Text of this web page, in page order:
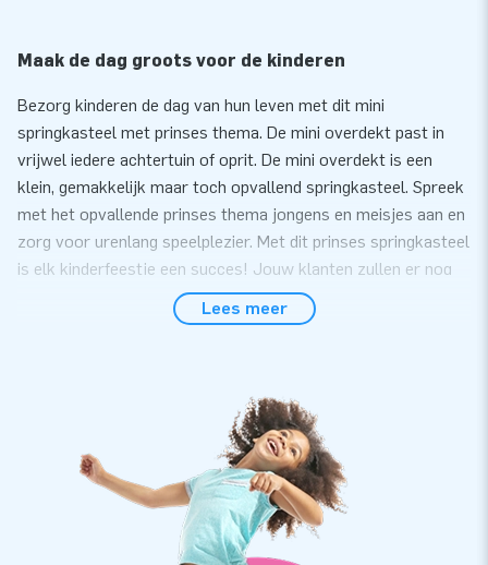
Maak de dag groots voor de kinderen
Bezorg kinderen de dag van hun leven met dit mini
springkasteel met prinses thema. De mini overdekt past in
vrijwel iedere achtertuin of oprit. De mini overdekt is een
klein, gemakkelijk maar toch opvallend springkasteel. Spreek
met het opvallende prinses thema jongens en meisjes aan en
zorg voor urenlang speelplezier. Met dit prinses springkasteel
is elk kinderfeestje een succes! Jouw klanten zullen er nog
binnen 10 minuten op. Bijvoorbeeld tijdens een kinderfeestje
of buurtfeest. Het mini springkasteel wordt compact in één
deel geleverd en is daardoor gemakkelijk te transporteren.
De inflatable wordt geleverd inclusief blower,
verankeringsmateriaal, transportzak, en een duidelijke
handleiding. Alles compleet voor een mooie beleving.
Lees meer